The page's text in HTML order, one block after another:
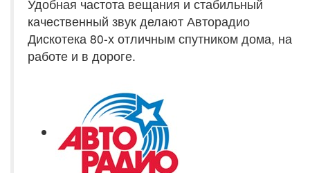
Удобная частота вещания и стабильный
качественный звук делают Авторадио
Дискотека 80-х отличным спутником дома, на
работе и в дороге.